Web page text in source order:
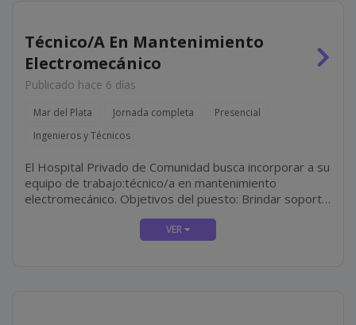
Técnico/A En Mantenimiento
Electromecánico
Publicado hace 6 días
Mar del Plata Jornada completa
Presencial
Ingenieros y Técnicos
El Hospital Privado de Comunidad busca incorporar a su
equipo de trabajo:técnico/a en mantenimiento
electromecánico. Objetivos del puesto: Brindar soporte
técnico integral a los sectores del hospital mediante
tareas de mantenimiento preventivo, correctivo y